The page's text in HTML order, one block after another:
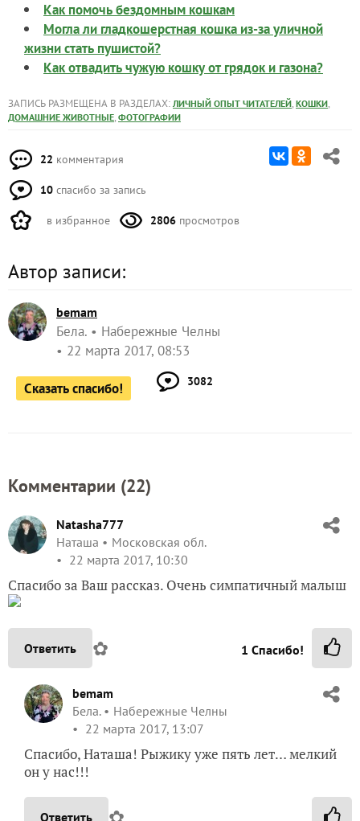
Как помочь бездомным кошкам
Могла ли гладкошерстная кошка из-за уличной
жизни стать пушистой?
Как отвадить чужую кошку от грядок и газона?
ЗАПИСЬ РАЗМЕЩЕНА В РАЗДЕЛАХ: ЛИЧНЫЙ ОПЫТ ЧИТАТЕЛЕЙ, КОШКИ,
ДОМАШНИЕ ЖИВОТНЫЕ, ФОТОГРАФИИ
22 комментария
10 спасибо за запись
в избранное 2806 просмотров
Автор записи:
bemam
Бела.
Набережные Челны
22 марта 2017, 08:53
Сказать спасибо! 3082
Комментарии (22)
Natasha777
Наташа
Московская обл.
22 марта 2017, 10:30
Спасибо за Ваш рассказ. Очень симпатичный малыш
Ответить ✿ 1 Спасибо!
bemam
Бела.
Набережные Челны
22 марта 2017, 13:07
Спасибо, Наташа! Рыжику уже пять лет… мелкий
он у нас!!!
Ответить